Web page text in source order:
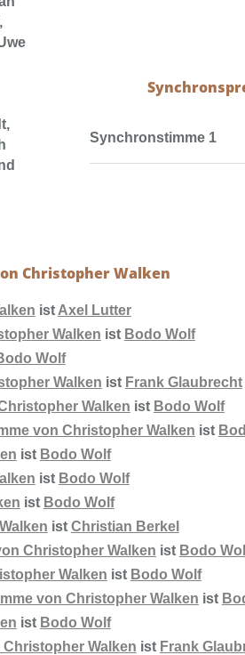
Synchronstimme 1
Christopher Walken
ist Axel Lutter
Walken ist Bodo Wolf
Wolf
Walken ist Frank Glaubrecht
Walken ist Bodo Wolf
von Christopher Walken ist
ist Bodo Wolf
ist Bodo Wolf
ist Bodo Wolf
ist Christian Berkel
Christopher Walken ist Bodo
Walken ist Bodo Wolf
von Christopher Walken ist
ist Bodo Wolf
Walken ist Frank